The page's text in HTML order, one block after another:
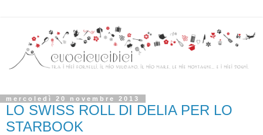
mercoledì 20 novembre 2013
LO SWISS ROLL DI DELIA PER LO
STARBOOK